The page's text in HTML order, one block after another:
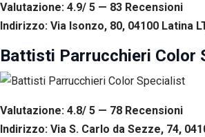
Valutazione: 4.9/ 5 — 83 Recensioni
Indirizzo: Via Isonzo, 80, 04100 Latina
Battisti Parrucchieri Color
Valutazione: 4.8/ 5 — 78 Recensioni
Indirizzo: Via S. Carlo da Sezze, 74,